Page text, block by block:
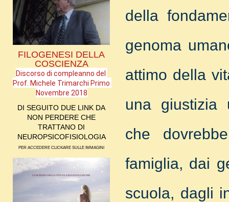
della
genoma
attimo della
una giustizia
che
famiglia, dai
scuola, dagli
FILOGENESI DELLA
COSCIENZA
Discorso di compleanno del
Prof. Michele Trimarchi Primo
Novembre 2018
DI SEGUITO DUE LINK DA
NON PERDERE CHE
TRATTANO DI
NEUROPSICOFISIOLOGIA
PER ACCEDERE CLICKARE SULLE IMMAGINI